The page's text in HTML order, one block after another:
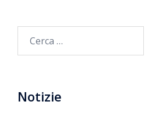
per:
Notizie